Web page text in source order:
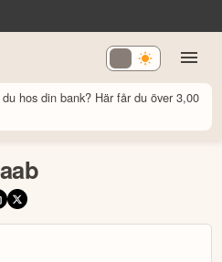
hos din bank? Här får du över 3,00